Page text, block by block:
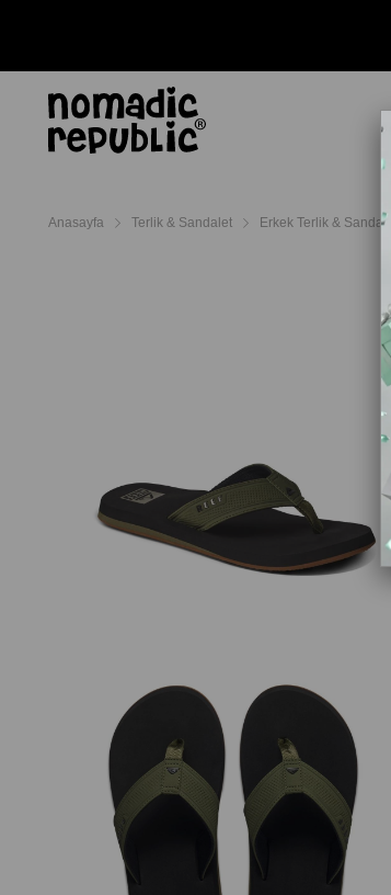
Anasayfa Terlik & Sandalet Erkek Terlik & Sandalet